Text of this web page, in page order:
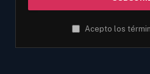
Acepto los